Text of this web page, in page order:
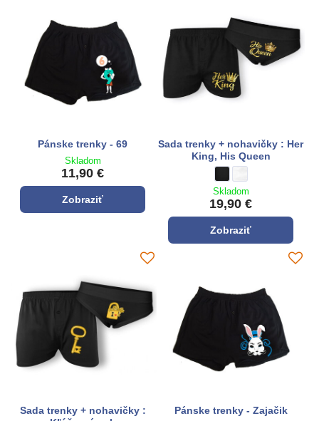
Pánske trenky - 69
Skladom
11,90 €
Zobraziť
Sada trenky + nohavičky : Her
King, His Queen
Skladom
19,90 €
Zobraziť
Sada trenky + nohavičky :
Pánske trenky - Zajačik